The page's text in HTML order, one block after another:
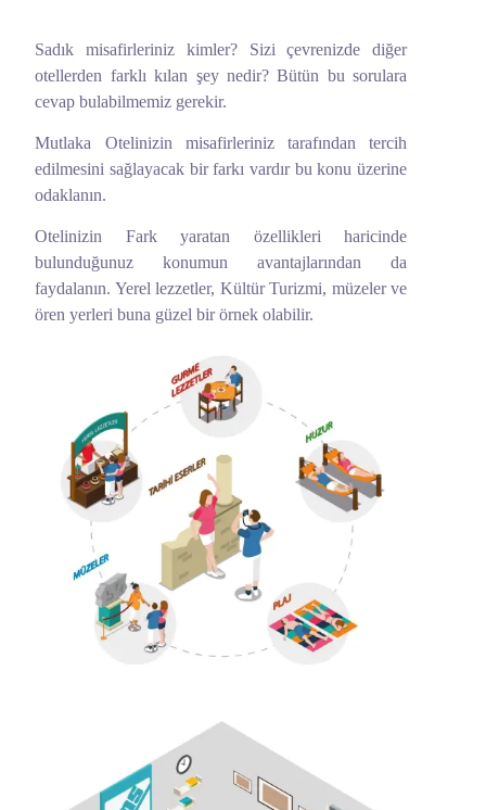
Sadık misafirleriniz kimler? Sizi çevrenizde diğer
otellerden farklı kılan şey nedir? Bütün bu sorulara
cevap bulabilmemiz gerekir.
Mutlaka Otelinizin misafirleriniz tarafından tercih
edilmesini sağlayacak bir farkı vardır bu konu üzerine
odaklanın.
Otelinizin Fark yaratan özellikleri haricinde
bulunduğunuz konumun avantajlarından da
faydalanın. Yerel lezzetler, Kültür Turizmi, müzeler ve
ören yerleri buna güzel bir örnek olabilir.